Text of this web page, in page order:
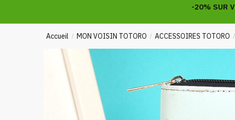
-20% SUR
Accueil / MON VOISIN TOTORO / ACCESSOIRES TOTORO /